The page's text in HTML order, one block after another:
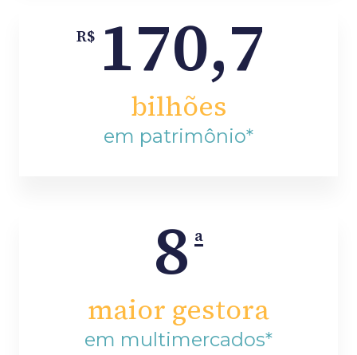
R$ 170,7
bilhões
em patrimônio*
8 a
maior gestora
em multimercados*